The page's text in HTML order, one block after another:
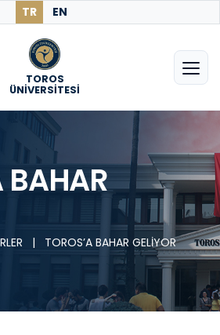
TR EN
TOROS
ÜNİVERSİTESİ
BAHAR
| TOROS’A BAHAR GELİYOR